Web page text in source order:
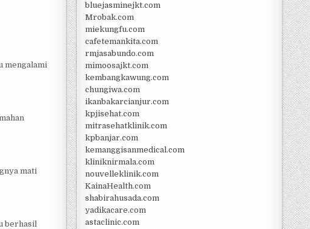
mengalami
mati
berhasil
bluejasminejkt.com
Mrobak.com
miekungfu.com
cafetemankita.com
rmjasabundo.com
mimoosajkt.com
kembangkawung.com
chungiwa.com
ikanbakarcianjur.com
kpjisehat.com
mitrasehatklinik.com
kpbanjar.com
kemanggisanmedical.com
kliniknirmala.com
nouvelleklinik.com
KainaHealth.com
shabirahusada.com
yadikacare.com
astaclinic.com